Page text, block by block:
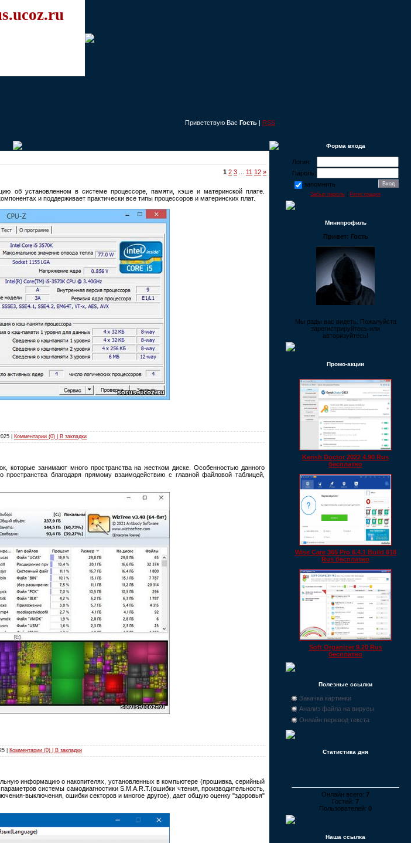
Приветствую Вас Гость | RSS
1 2 3 11 12 »
об установленном в системе процессоре, памяти, кэше и материнской плате.
и поддерживает практически все типы процессоров и материнских плат.
Комментарии (0) | В закладки
которые занимают много пространства на жестком диске. Особенностью данного
пространства благодаря прямому взаимодействию с главной файловой таблицей,
Комментарии (0) | В закладки
информацию о накопителях, установленных в компьютере (прошивка, серийный
системы самодиагностики S.M.A.R.T.(ошибки чтения, производительность,
выключения, ошибки секторов и многое другое), дает общую оценку "здоровья"
Форма входа
Логин:
Пароль:
запомнить
Забыл пароль Регистрация
Минипрофиль
Привет: Гость
Мы рады вас видеть. Пожалуйста
зарегистрируйтесь или
авторизуйтесь!
Промо-акции
Kerish Doctor 2022 4.90 Rus
бесплатно
Wise Care 365 Pro 6.4.1 Build 618
Rus бесплатно
Soft Organizer 9.20 Rus
бесплатно
Полезные ссылки
Закачка картинки
Анализ файла на вирусы
Онлайн перевод текста
Статистика дня
Онлайн всего: 7
Гостей: 7
Пользователей: 0
Наша ссылка